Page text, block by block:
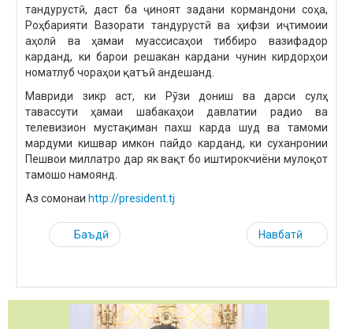
тандурустӣ, даст ба ҷиноят задани кормандони соҳа,
Роҳбарияти Вазорати тандурустӣ ва ҳифзи иҷтимоии
аҳолӣ ва ҳамаи муассисаҳои тиббиро вазифадор
карданд, ки барои решакан кардани чунин кирдорҳои
номатлуб чораҳои қатъӣ андешанд.
Мавриди зикр аст, ки Рӯзи дониш ва дарси сулҳ
тавассути ҳамаи шабакаҳои давлатии радио ва
телевизион мустақиман пахш карда шуд ва тамоми
мардуми кишвар имкон пайдо карданд, ки суханронии
Пешвои миллатро дар як вақт бо иштирокчиёни мулоқот
тамошо намоянд.
Аз сомонаи http://president.tj
Баъдӣ Навбатӣ